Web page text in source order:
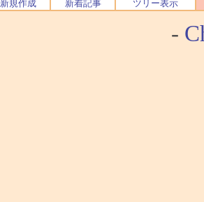
新規作成 新着記事 ツリー表示
-